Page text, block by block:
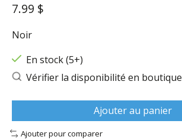
7.99 $
Noir
En stock (5+)
Vérifier la disponibilité en boutique
Ajouter au panier
Ajouter pour comparer